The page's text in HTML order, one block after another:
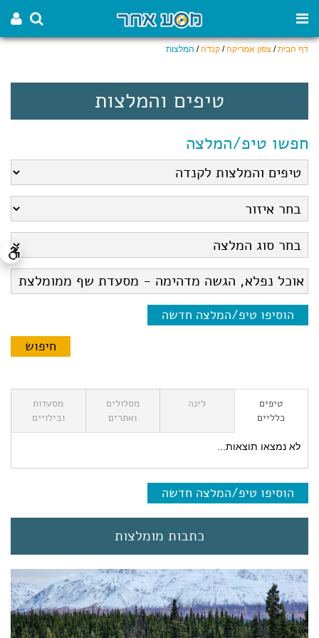
דף הבית/ צפון אמריקה/ קנדה/ המלצות
טיפים והמלצות
חפשו טיפ/המלצה
הוסיפו טיפ/המלצה חדשה
טיפים
כלליים
לינה
מסלולים
ואתרים
מסעדות
ובילויים
לא נמצאו תוצאות...
הוסיפו טיפ/המלצה חדשה
כתבות מומלצות